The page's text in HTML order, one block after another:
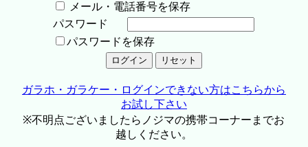
メール・電話番号を保存
パスワード
パスワードを保存
ガラホ・ガラケー・ログインできない方はこちらから
お試し下さい
※不明点ございましたらノジマの携帯コーナーまでお
越しください。